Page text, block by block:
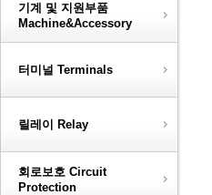
기계 및 지원부품
Machine&Accessory
터미널 Terminals
릴레이 Relay
회로보호 Circuit
Protection